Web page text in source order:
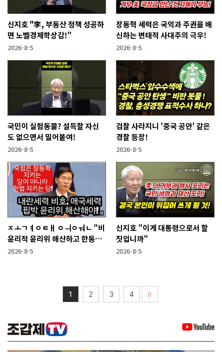
신지호 "李, 부동산 정책 성공하
면 노벨경제학상감!"
2026-8-5
장동혁 세력은 국익과 주권을 배
신하는 변태적 사대주의 극우!
2026-8-5
국민이 실험동물? 설득할 자신
도 없으면서 밀어붙여!
2026-8-5
검찰 사라지니 '중국 공안' 같은
경찰 등장!
2026-8-5
ㅈㅗㄱㅕㅇㅌㅐ ㅇㅢㅇㅝㄴ "비
윤리적 윤리위 해산하고 한동훈
복당 시켜야"
2026-8-5
신지호 "이게 대통령으로서 할
짓입니까"
2026-8-5
1 2 3 4 〉〉